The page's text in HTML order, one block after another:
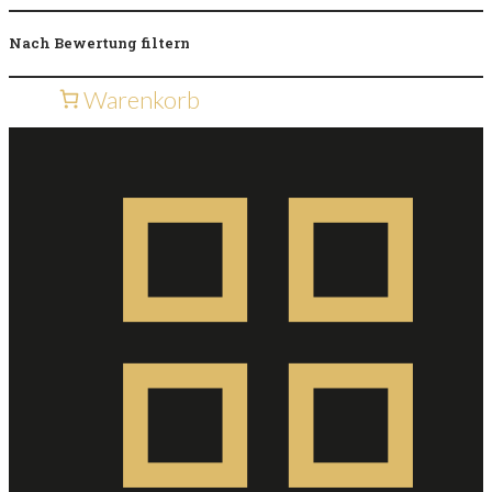
Nach Bewertung filtern
Warenkorb